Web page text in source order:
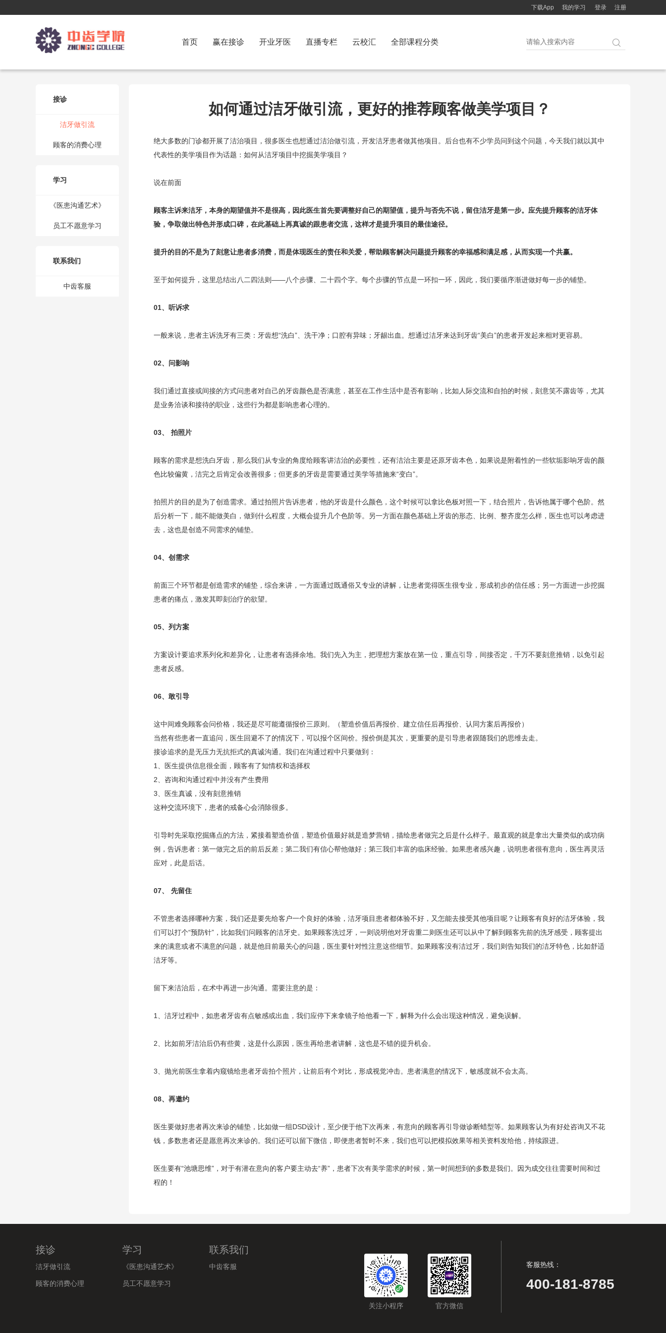
我的学习 登录 注册
下载App
首页 赢在接诊 开业牙医 直播专栏 云校汇 全部课程分类 
接诊
洁牙做引流
顾客的消费心理
学习
《医患沟通艺术》
员工不愿意学习
联系我们
中齿客服
如何通过洁牙做引流，更好的推荐顾客做美学项目？
绝大多数的门诊都开展了洁治项目，很多医生也想通过洁治做引流，开发洁牙患者做其他项目。后台也有不少学员问到这个问题，今天我们就以其中
代表性的美学项目作为话题：如何从洁牙项目中挖掘美学项目？
说在前面
顾客主诉来洁牙，本身的期望值并不是很高，因此医生首先要调整好自己的期望值，提升与否先不说，留住洁牙是第一步。应先提升顾客的洁牙体
验，争取做出特色并形成口碑，在此基础上再真诚的跟患者交流，这样才是提升项目的最佳途径。
提升的目的不是为了刻意让患者多消费，而是体现医生的责任和关爱，帮助顾客解决问题提升顾客的幸福感和满足感，从而实现一个共赢。
至于如何提升，这里总结出八二四法则——八个步骤、二十四个字。每个步骤的节点是一环扣一环，因此，我们要循序渐进做好每一步的铺垫。
01、 听诉求
一般来说，患者主诉洗牙有三类：牙齿想“洗白”、洗干净；口腔有异味；牙龈出血。想通过洁牙来达到牙齿“美白”的患者开发起来相对更容易。
02、 问影响
我们通过直接或间接的方式问患者对自己的牙齿颜色是否满意，甚至在工作生活中是否有影响，比如人际交流和自拍的时候，刻意笑不露齿等，尤其
是业务洽谈和接待的职业，这些行为都是影响患者心理的。
03、 拍照片
顾客的需求是想洗白牙齿，那么我们从专业的角度给顾客讲洁治的必要性，还有洁治主要是还原牙齿本色，如果说是附着性的一些软垢影响牙齿的颜
色比较偏黄，洁完之后肯定会改善很多；但更多的牙齿是需要通过美学等措施来“变白”。
拍照片的目的是为了创造需求。通过拍照片告诉患者，他的牙齿是什么颜色，这个时候可以拿比色板对照一下，结合照片，告诉他属于哪个色阶。然
后分析一下，能不能做美白，做到什么程度，大概会提升几个色阶等。另一方面在颜色基础上牙齿的形态、比例、整齐度怎么样，医生也可以考虑进
去，这也是创造不同需求的铺垫。
04、 创需求
前面三个环节都是创造需求的铺垫，综合来讲，一方面通过既通俗又专业的讲解，让患者觉得医生很专业，形成初步的信任感；另一方面进一步挖掘
患者的痛点，激发其即刻治疗的欲望。
05、 列方案
方案设计要追求系列化和差异化，让患者有选择余地。我们先入为主，把理想方案放在第一位，重点引导，间接否定，千万不要刻意推销，以免引起
患者反感。
06、 敢引导
这中间难免顾客会问价格，我还是尽可能遵循报价三原则。（塑造价值后再报价、建立信任后再报价、认同方案后再报价）
当然有些患者一直追问，医生回避不了的情况下，可以报个区间价。报价倒是其次，更重要的是引导患者跟随我们的思维去走。
接诊追求的是无压力无抗拒式的真诚沟通。我们在沟通过程中只要做到：
1、医生提供信息很全面，顾客有了知情权和选择权
2、咨询和沟通过程中并没有产生费用
3、医生真诚，没有刻意推销
这种交流环境下，患者的戒备心会消除很多。
引导时先采取挖掘痛点的方法，紧接着塑造价值，塑造价值最好就是造梦营销，描绘患者做完之后是什么样子。最直观的就是拿出大量类似的成功病
例，告诉患者：第一做完之后的前后反差；第二我们有信心帮他做好；第三我们丰富的临床经验。如果患者感兴趣，说明患者很有意向，医生再灵活
应对，此是后话。
07、 先留住
不管患者选择哪种方案，我们还是要先给客户一个良好的体验，洁牙项目患者都体验不好，又怎能去接受其他项目呢？让顾客有良好的洁牙体验，我
们可以打个“预防针”，比如我们问顾客的洁牙史。如果顾客洗过牙，一则说明他对牙齿重二则医生还可以从中了解到顾客先前的洗牙感受，顾客提出
来的满意或者不满意的问题，就是他目前最关心的问题，医生要针对性注意这些细节。如果顾客没有洁过牙，我们则告知我们的洁牙特色，比如舒适
洁牙等。
留下来洁治后，在术中再进一步沟通。需要注意的是：
1、洁牙过程中，如患者牙齿有点敏感或出血，我们应停下来拿镜子给他看一下，解释为什么会出现这种情况，避免误解。
2、比如前牙洁治后仍有些黄，这是什么原因，医生再给患者讲解，这也是不错的提升机会。
3、抛光前医生拿着内窥镜给患者牙齿拍个照片，让前后有个对比，形成视觉冲击。患者满意的情况下，敏感度就不会太高。
08、 再邀约
医生要做好患者再次来诊的铺垫，比如做一组DSD设计，至少便于他下次再来，有意向的顾客再引导做诊断蜡型等。如果顾客认为有好处咨询又不花
钱，多数患者还是愿意再次来诊的。我们还可以留下微信，即便患者暂时不来，我们也可以把模拟效果等相关资料发给他，持续跟进。
医生要有“池塘思维”，对于有潜在意向的客户要主动去“养”，患者下次有美学需求的时候，第一时间想到的多数是我们。因为成交往往需要时间和过
程的！
接诊
洁牙做引流
顾客的消费心理
学习
《医患沟通艺术》
员工不愿意学习
联系我们
中齿客服
官方微信
关注小程序
客服热线：
400-181-8785